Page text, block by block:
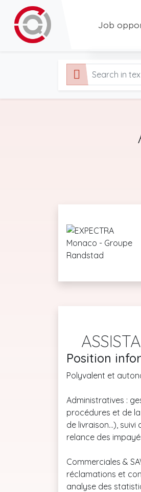
Job
Position
Polyvalent et
Administratives :
procédures et de
de livraison...),
relance des
Commerciales &
réclamations et
analyse des